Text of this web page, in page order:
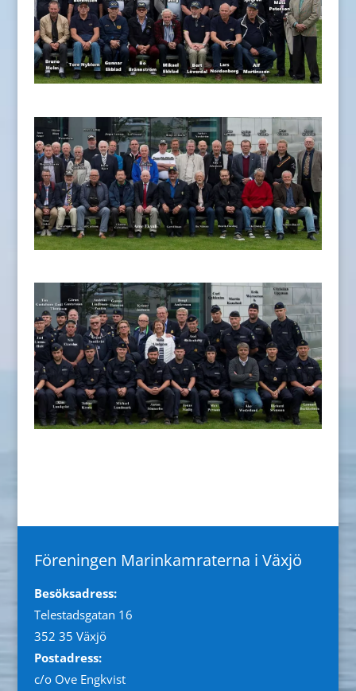
Föreningen Marinkamraterna i Växjö
Besöksadress:
Telestadsgatan 16
352 35 Växjö
Postadress:
c/o Ove Engkvist